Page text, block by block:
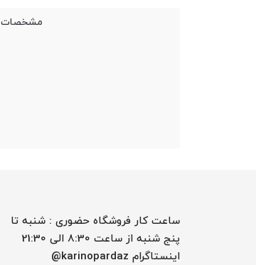
مشخصات
ساعت کار فروشگاه حضوری : شنبه تا
پنج شنبه از ساعت 8:30 الی 21:30
اینستاگرام karinopardaz@